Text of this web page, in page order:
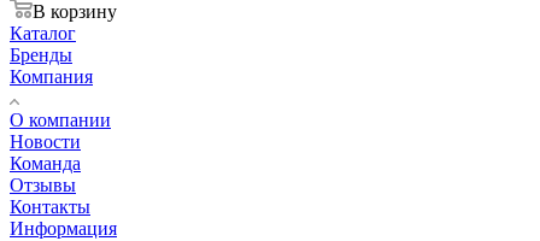
В корзину
Каталог
Бренды
Компания
О компании
Новости
Команда
Отзывы
Контакты
Информация